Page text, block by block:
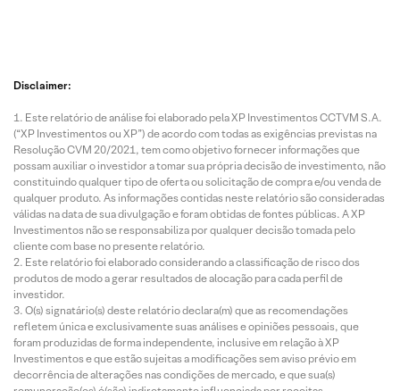
Disclaimer:
Este relatório de análise foi elaborado pela XP Investimentos CCTVM S.A.
(“XP Investimentos ou XP”) de acordo com todas as exigências previstas na
Resolução CVM 20/2021, tem como objetivo fornecer informações que
possam auxiliar o investidor a tomar sua própria decisão de investimento, não
constituindo qualquer tipo de oferta ou solicitação de compra e/ou venda de
qualquer produto. As informações contidas neste relatório são consideradas
válidas na data de sua divulgação e foram obtidas de fontes públicas. A XP
Investimentos não se responsabiliza por qualquer decisão tomada pelo
cliente com base no presente relatório.
Este relatório foi elaborado considerando a classificação de risco dos
produtos de modo a gerar resultados de alocação para cada perfil de
investidor.
O(s) signatário(s) deste relatório declara(m) que as recomendações
refletem única e exclusivamente suas análises e opiniões pessoais, que
foram produzidas de forma independente, inclusive em relação à XP
Investimentos e que estão sujeitas a modificações sem aviso prévio em
decorrência de alterações nas condições de mercado, e que sua(s)